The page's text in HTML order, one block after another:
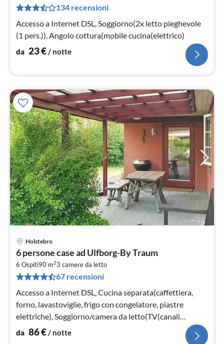
134 recensioni
Accesso a Internet DSL, Soggiorno(2x letto pieghevole
(1 pers.)), Angolo cottura(mobile cucina(elettrico)
da 23€/ notte
Holstebro
6 persone case ad Ulfborg-By Traum
6 Ospiti90 m23 camere da letto
67 recensioni
Accesso a Internet DSL, Cucina separata(caffettiera,
forno, lavastoviglie, frigo con congelatore, piastre
elettriche), Soggiorno/camera da letto(TV(canali
televisivi tedeschi)
da 86€/ notte